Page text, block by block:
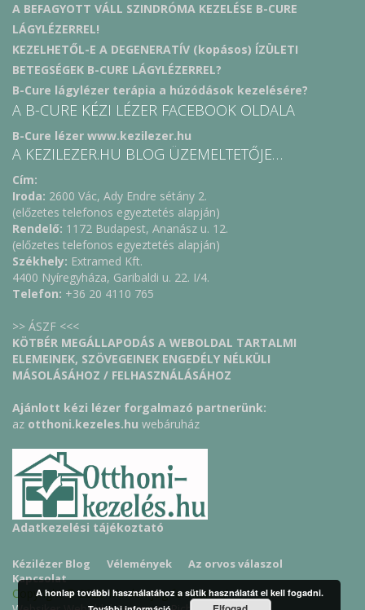
A BEFAGYOTT VÁLL SZINDRÓMA KEZELÉSE B-CURE
LÁGYLÉZERREL!
KEZELHETŐL-E A DEGENERATÍV (kopásos) ÍZÜLETI
BETEGSÉGEK B-CURE LÁGYLÉZERREL?
B-Cure lágylézer terápia a húzódások kezelésére?
A B-CURE KÉZI LÉZER FACEBOOK OLDALA
B-Cure lézer www.kezilezer.hu
A KEZILEZER.HU BLOG ÜZEMELTETŐJE…
Cím:
Iroda: 2600 Vác, Ady Endre sétány 2.
(előzetes telefonos egyeztetés alapján)
Rendelő: 1172 Budapest, Ananász u. 12.
(előzetes telefonos egyeztetés alapján)
Székhely: Extramed Kft.
4400 Nyíregyháza, Garibaldi u. 22. I/4.
Telefon: +36 20 4110 765
>> ÁSZF <<<
KÖTBÉR MEGÁLLAPODÁS A WEBOLDAL TARTALMI
ELEMEINEK, SZÖVEGEINEK ENGEDÉLY NÉLKÜLI
MÁSOLÁSÁHOZ / FELHASZNÁLÁSÁHOZ
Ajánlott kézi lézer forgalmazó partnerünk:
az otthoni.kezeles.hu webáruház
Adatkezelési tájékoztató
Kézilézer Blog Vélemények
Az orvos válaszol
Kapcsolat
Copyright © 2026 Minden jog fenntartva!
A honlap további használatához a sütik használatát el kell fogadni.